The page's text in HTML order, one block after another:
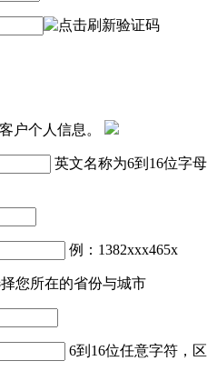
户个人信息。
英文名称为6到16位字母
例：1382xxx465x
您所在的省份与城市
6到16位任意字符，区